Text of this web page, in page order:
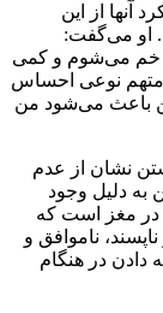
آنها از این
او می‌گفت:
خم می‌شوم و کمی
نوعی احساس
باعث می‌شود من
نشان از عدم
به دلیل وجود
در مغز است که
ناموافق و
دادن در هنگام